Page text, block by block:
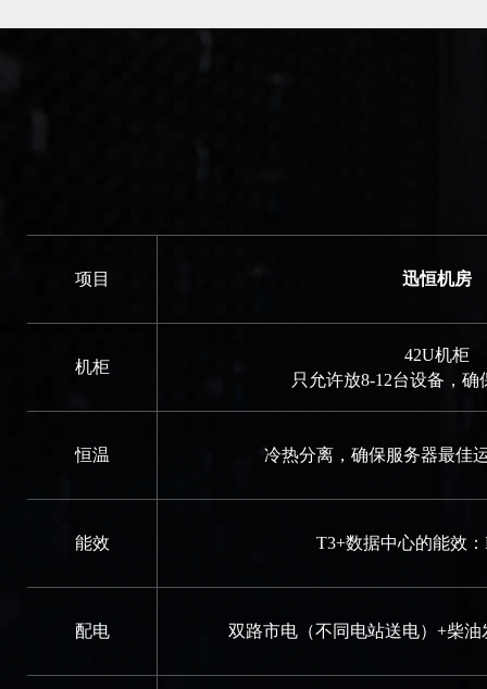
项目 迅恒机房
机柜
42U机柜
只允许放8-12台设备，确
恒温 冷热分离，确保服务器最佳
能效 T3+数据中心的能效：
配电 双路市电（不同电站送电）+柴油